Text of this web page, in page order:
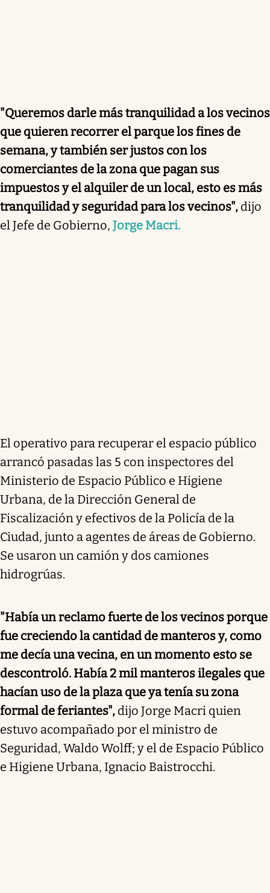
"Queremos darle más tranquilidad a los vecinos
que quieren recorrer el parque los fines de
semana, y también ser justos con los
comerciantes de la zona que pagan sus
impuestos y el alquiler de un local, esto es más
tranquilidad y seguridad para los vecinos", dijo
el Jefe de Gobierno, Jorge Macri.
El operativo para recuperar el espacio público
arrancó pasadas las 5 con inspectores del
Ministerio de Espacio Público e Higiene
Urbana, de la Dirección General de
Fiscalización y efectivos de la Policía de la
Ciudad, junto a agentes de áreas de Gobierno.
Se usaron un camión y dos camiones
hidrogrúas.
"Había un reclamo fuerte de los vecinos porque
fue creciendo la cantidad de manteros y, como
me decía una vecina, en un momento esto se
descontroló. Había 2 mil manteros ilegales que
hacían uso de la plaza que ya tenía su zona
formal de feriantes", dijo Jorge Macri quien
estuvo acompañado por el ministro de
Seguridad, Waldo Wolff; y el de Espacio Público
e Higiene Urbana, Ignacio Baistrocchi.